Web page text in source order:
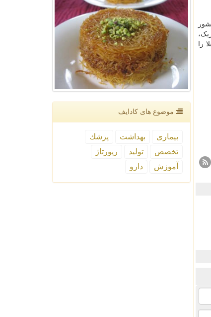
را
موضوع های كادایف
بیماری بهداشت
پزشك
تخصص
تولید
رپورتاژ
آموزش
دارو